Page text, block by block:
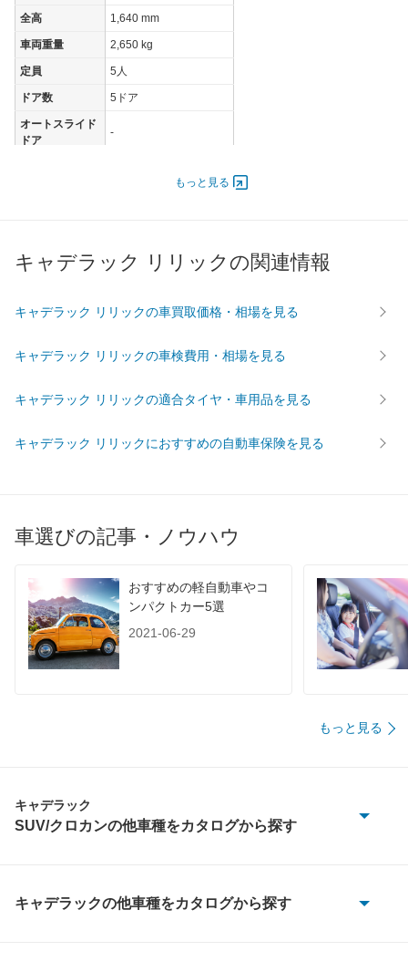
全高 1,640 mm
車両重量 2,650 kg
定員 5人
ドア数 5ドア
オートスライド
ドア
-
タイヤ
後輪サイズ 275/45R21 107V
WLTC/市街地 -
WLTC/高速道路 -
60km定地 -
もっと見る
キャデラック リリックの関連情報
キャデラック リリックの車買取価格・相場を見る
キャデラック リリックの車検費用・相場を見る
キャデラック リリックの適合タイヤ・車用品を見る
キャデラック リリックにおすすめの自動車保険を見る
車選びの記事・ノウハウ
おすすめの軽自動車やコ
ンパクトカー5選
2021-06-29
もっと見る
キャデラック
SUV/クロカンの他車種をカタログから探す
SRX クロスオーバー
キャデラックの他車種をカタログから探す